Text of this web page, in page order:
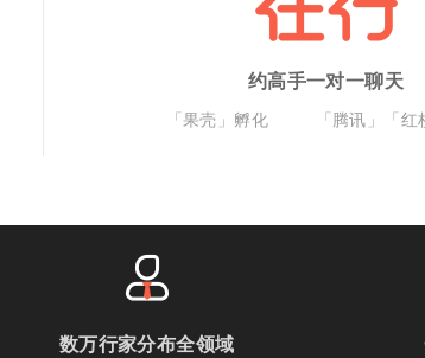
约高手一对一聊天
「果壳」孵化 「腾讯」「红
数万行家分布全领域